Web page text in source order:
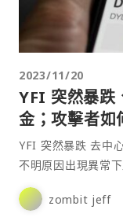
2023/11/20
YFI 突然暴跌
金；攻擊者
反被罵？
YFI 突然暴跌 去中心化金融協議 Yearn 治理代幣 YFI 上週因
不明原因出現異常
zombit jeff